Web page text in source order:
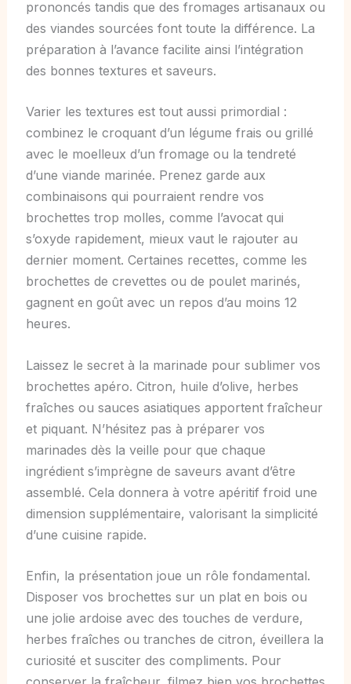
prononcés tandis que des fromages artisanaux ou
des viandes sourcées font toute la différence. La
préparation à l’avance facilite ainsi l’intégration
des bonnes textures et saveurs.
Varier les textures est tout aussi primordial :
combinez le croquant d’un légume frais ou grillé
avec le moelleux d’un fromage ou la tendreté
d’une viande marinée. Prenez garde aux
combinaisons qui pourraient rendre vos
brochettes trop molles, comme l’avocat qui
s’oxyde rapidement, mieux vaut le rajouter au
dernier moment. Certaines recettes, comme les
brochettes de crevettes ou de poulet marinés,
gagnent en goût avec un repos d’au moins 12
heures.
Laissez le secret à la marinade pour sublimer vos
brochettes apéro. Citron, huile d’olive, herbes
fraîches ou sauces asiatiques apportent fraîcheur
et piquant. N’hésitez pas à préparer vos
marinades dès la veille pour que chaque
ingrédient s’imprègne de saveurs avant d’être
assemblé. Cela donnera à votre apéritif froid une
dimension supplémentaire, valorisant la simplicité
d’une cuisine rapide.
Enfin, la présentation joue un rôle fondamental.
Disposer vos brochettes sur un plat en bois ou
une jolie ardoise avec des touches de verdure,
herbes fraîches ou tranches de citron, éveillera la
curiosité et susciter des compliments. Pour